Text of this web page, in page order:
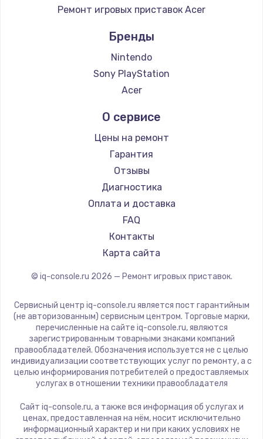
Заказать
Замена конфорки
1100 руб.
Заказать
900 руб.
Заказать
Замена регулятора режимов конфорки
Заказать
Замена сенсорного датчика
1300 руб.
1200 руб.
Заказать
Замена системной платы
1500 руб.
Замена температурного датчика
Ремонт игровых приставок Acer
Бренды
Nintendo
Sony PlayStation
Acer
О сервисе
Цены на ремонт
Гарантия
Отзывы
Диагностика
Оплата и доставка
FAQ
Контакты
Карта сайта
© iq-console.ru 2026 — Ремонт игровых приставок.
Сервисный центр iq-console.ru является пост гарантийным
(не авторизованным) сервисным центром. Торговые марки,
перечисленные на сайте iq-console.ru, являются
зарегистрированным товарными знаками компаний
правообладателей. Обозначения используется не с целью
индивидуализации соответствующих услуг по ремонту, а с
целью информирования потребителей о предоставляемых
услугах в отношении техники правообладателя
Сайт iq-console.ru, а также вся информация об услугах и
ценах, предоставленная на нём, носит исключительно
информационный характер и ни при каких условиях не